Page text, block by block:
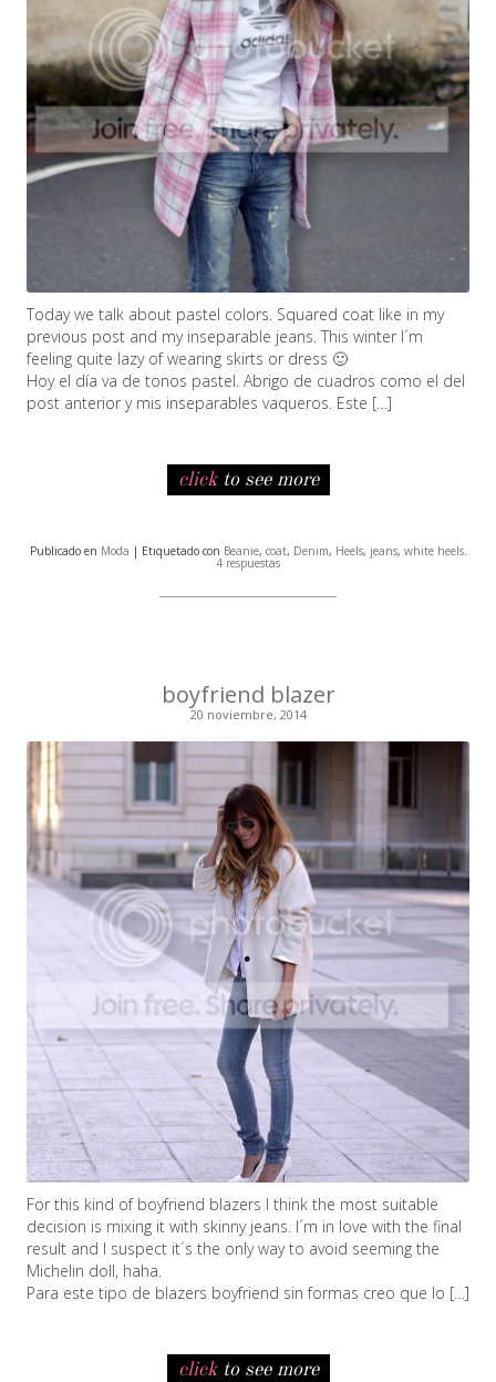
Today we talk about pastel colors. Squared coat like in my
previous post and my inseparable jeans. This winter I´m
feeling quite lazy of wearing skirts or dress 🙂
Hoy el día va de tonos pastel. Abrigo de cuadros como el del
post anterior y mis inseparables vaqueros. Este […]
clickto see more
Publicado en Moda | Etiquetado con Beanie, coat, Denim, Heels, jeans, white heels.
4 respuestas
boyfriend blazer
20 noviembre, 2014
For this kind of boyfriend blazers I think the most suitable
decision is mixing it with skinny jeans. I´m in love with the final
result and I suspect it´s the only way to avoid seeming the
Michelin doll, haha.
Para este tipo de blazers boyfriend sin formas creo que lo […]
clickto see more